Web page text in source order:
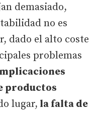
demasiado,
no es
dado el alto coste
problemas
productos
lugar, la falta de